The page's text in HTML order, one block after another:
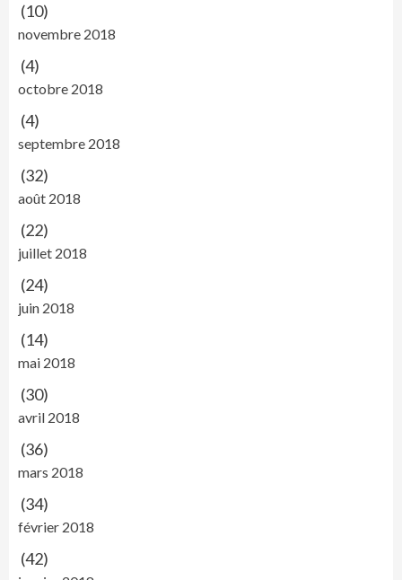
(10)
novembre 2018
(4)
octobre 2018
(4)
septembre 2018
(32)
août 2018
(22)
juillet 2018
(24)
juin 2018
(14)
mai 2018
(30)
avril 2018
(36)
mars 2018
(34)
février 2018
(42)